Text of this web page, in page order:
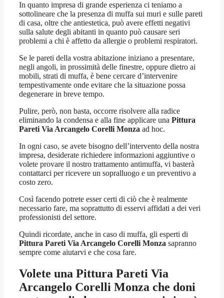
In quanto impresa di grande esperienza ci teniamo a
sottolineare che la presenza di muffa sui muri e sulle pareti
di casa, oltre che antiestetica, può avere effetti negativi
sulla salute degli abitanti in quanto può causare seri
problemi a chi è affetto da allergie o problemi respiratori.
Se le pareti della vostra abitazione iniziano a presentare,
negli angoli, in prossimità delle finestre, oppure dietro ai
mobili, strati di muffa, è bene cercare d’intervenire
tempestivamente onde evitare che la situazione possa
degenerare in breve tempo.
Pulire, però, non basta, occorre risolvere alla radice
eliminando la condensa e alla fine applicare una Pittura
Pareti Via Arcangelo Corelli Monza ad hoc.
In ogni caso, se avete bisogno dell’intervento della nostra
impresa, desiderate richiedere informazioni aggiuntive o
volete provare il nostro trattamento antimuffa, vi basterà
contattarci per ricevere un sopralluogo e un preventivo a
costo zero.
Così facendo potrete esser certi di ciò che è realmente
necessario fare, ma soprattutto di esservi affidati a dei veri
professionisti del settore.
Quindi ricordate, anche in caso di muffa, gli esperti di
Pittura Pareti Via Arcangelo Corelli Monza sapranno
sempre come aiutarvi e che cosa fare.
Volete una Pittura Pareti Via
Arcangelo Corelli Monza che doni